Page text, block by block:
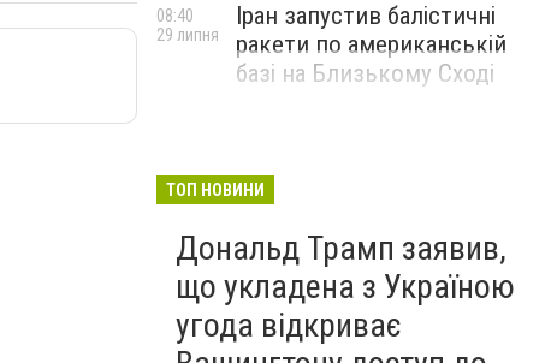
Іран запустив балістичні
ракети по американській
базі на Близькому Сході
08:40
29 липня
ТОП НОВИНИ
Дональд Трамп заявив,
що укладена з Україною
угода відкриває